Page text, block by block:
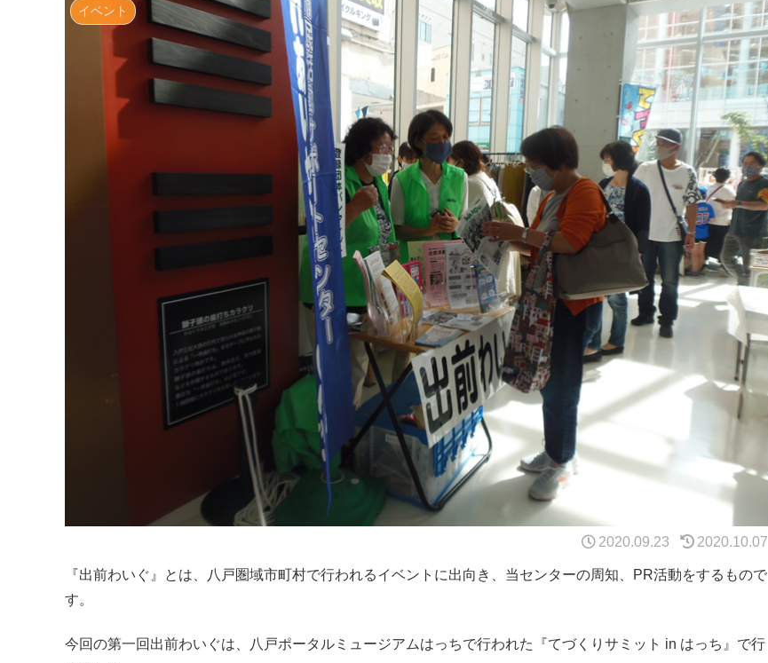
イベント
2020.09.23 2020.10.07
『出前わいぐ』とは、八戸圏域市町村で行われるイベントに出向き、当センターの周知、PR活動をするもので
す。
今回の第一回出前わいぐは、八戸ポータルミュージアムはっちで行われた『てづくりサミット in はっち』で行